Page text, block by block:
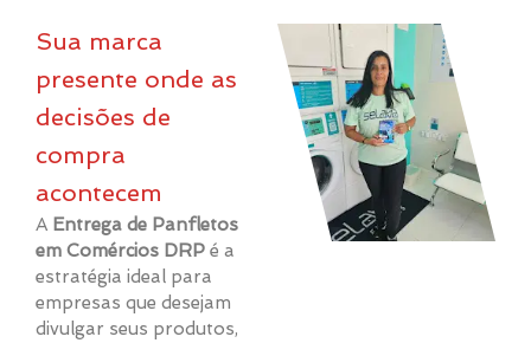
Sua marca
presente onde as
decisões de
compra
acontecem
A Entrega de Panfletos
em Comércios DRP é a
estratégia ideal para
empresas que desejam
divulgar seus produtos,